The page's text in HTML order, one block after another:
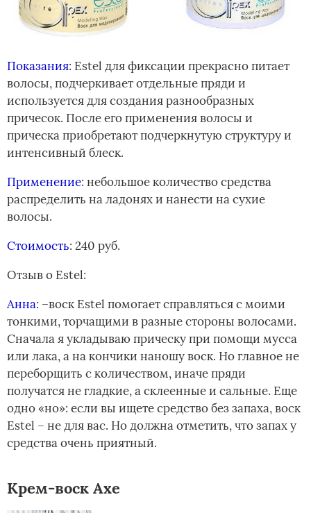
Показания: Estel для фиксации прекрасно питает
волосы, подчеркивает отдельные пряди и
используется для создания разнообразных
причесок. После его применения волосы и
прическа приобретают подчеркнутую структуру и
интенсивный блеск.
Применение: небольшое количество средства
распределить на ладонях и нанести на сухие
волосы.
Стоимость: 240 руб.
Отзыв о­ Estel:
Анна: –воск Estel помогает справляться с моими
тонкими, торчащими в разные стороны волосами.
Сначала я укладываю прическу при помощи мусса
или лака, а на кончики наношу воск.­ Но главное не
переборщить с количеством, иначе пряди
получатся не гладкие, а склеенные и сальные. Еще
одно «но»: если вы ищете средство без запаха, воск
Estel – не для вас. Но должна отметить, что запах у
средства очень приятный.
Крем-воск Axe